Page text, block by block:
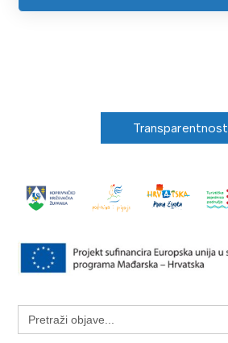
Transparentnost
Search
for: